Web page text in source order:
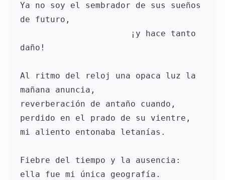
Ya no soy el sembrador de sus sueños
de futuro,
daño!
Al ritmo del reloj una opaca luz la
mañana anuncia,
reverberación de antaño cuando,
perdido en el prado de su vientre,
mi aliento entonaba letanías.
Fiebre del tiempo y la ausencia:
ella fue mi única geografía.